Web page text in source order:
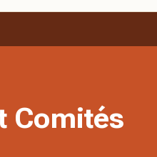
Comités